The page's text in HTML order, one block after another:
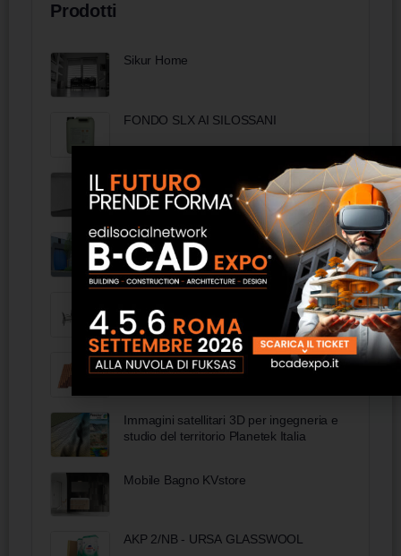
Prodotti
Sikur Home
FONDO SLX AI SILOSSANI
Tende a Rullo ad Arganello Effetrade
Portoni a libro serie LN Silvelox
Salottino acciaio e textilene - FAS Italia
Sottocoppo Metallico - Fibrotubi
Immagini satellitari 3D per ingegneria e
studio del territorio Planetek Italia
Mobile Bagno KVstore
AKP 2/NB - URSA GLASSWOOL